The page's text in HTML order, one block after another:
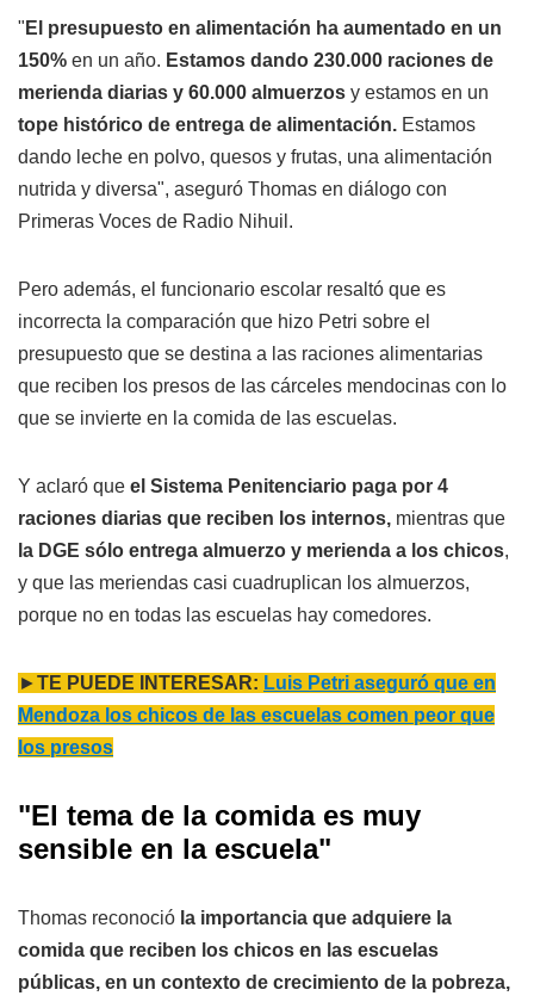
" El presupuesto en alimentación ha aumentado en un
150% en un año. Estamos dando 230.000 raciones de
merienda diarias y 60.000 almuerzos y estamos en un
tope histórico de entrega de alimentación. Estamos
dando leche en polvo, quesos y frutas, una alimentación
nutrida y diversa", aseguró Thomas en diálogo con
Primeras Voces de Radio Nihuil.
Pero además, el funcionario escolar resaltó que es
incorrecta la comparación que hizo Petri sobre el
presupuesto que se destina a las raciones alimentarias
que reciben los presos de las cárceles mendocinas con lo
que se invierte en la comida de las escuelas.
Y aclaró que el Sistema Penitenciario paga por 4
raciones diarias que reciben los internos, mientras que
la DGE sólo entrega almuerzo y merienda a los chicos,
y que las meriendas casi cuadruplican los almuerzos,
porque no en todas las escuelas hay comedores.
►TE PUEDE INTERESAR: Luis Petri aseguró que en
Mendoza los chicos de las escuelas comen peor que
los presos
"El tema de la comida es muy
sensible en la escuela"
Thomas reconoció la importancia que adquiere la
comida que reciben los chicos en las escuelas
públicas, en un contexto de crecimiento de la pobreza,